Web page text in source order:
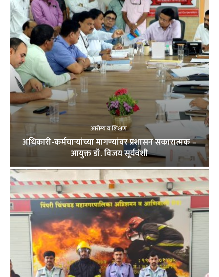
आरोग्य व शिक्षण
अधिकारी-कर्मचाऱ्यांच्या मागण्यांवर प्रशासन सकारात्मक –
आयुक्त डॉ. विजय सूर्यवंशी